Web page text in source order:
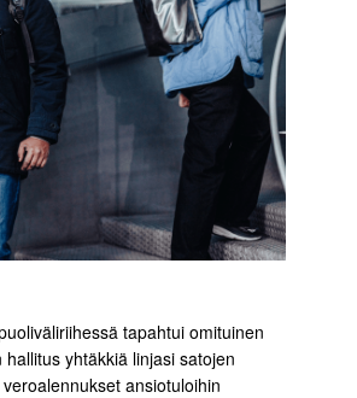
tapahtui omituinen
yhtäkkiä linjasi satojen
ansiotuloihin